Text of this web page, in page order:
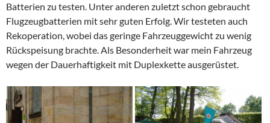
Batterien zu testen. Unter anderen zuletzt schon gebraucht
Flugzeugbatterien mit sehr guten Erfolg. Wir testeten auch
Rekoperation, wobei das geringe Fahrzeuggewicht zu wenig
Rückspeisung brachte. Als Besonderheit war mein Fahrzeug
wegen der Dauerhaftigkeit mit Duplexkette ausgerüstet.